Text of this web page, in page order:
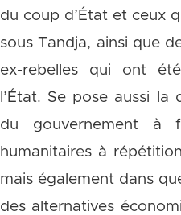
du coup d’État et ceux
sous Tandja, ainsi que
ex-rebelles qui ont
l’État. Se pose aussi
du gouvernement à
humanitaires à
mais également dans
des alternatives